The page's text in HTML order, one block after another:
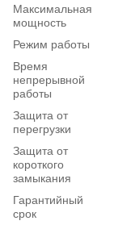
Максимальная
мощность
Режим работы
Время
непрерывной
работы
Защита от
перегрузки
Защита от
короткого
замыкания
Гарантийный
срок